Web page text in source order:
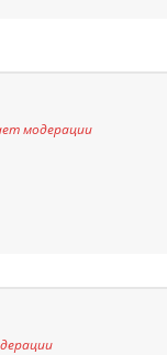
модерации